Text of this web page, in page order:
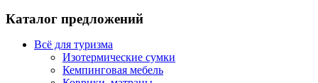
Каталог предложений
Всё для туризма
Изотермические сумки
Кемпинговая мебель